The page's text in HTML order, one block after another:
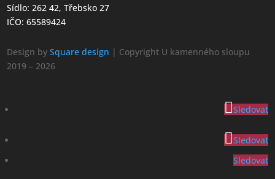
Sídlo: 262 42, Třebsko 27
IČO: 65589424
Design bySquare design | Copyright U kamenného sloupu
2019 – 2026
Sledovat
Sledovat
Sledovat